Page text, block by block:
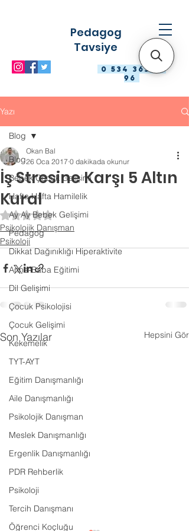
0 534 363 98
96
Pedagog
Tavsiye
Yazı
Blog
Bebek Çocuk Gelişimi
Hafta Hafta Hamilelik
Ay Ay Bebek Gelişimi
Pedagog
Dikkat Dağınıklığı Hiperaktivite
Anne-Baba Eğitimi
Dil Gelişimi
Çocuk Psikolojisi
Çocuk Gelişimi
Kekemelik
TYT-AYT
Eğitim Danışmanlığı
Aile Danışmanlığı
Psikolojik Danışman
Meslek Danışmanlığı
Ergenlik Danışmanlığı
PDR Rehberlik
Psikoloji
Tercih Danışmanı
Öğrenci Koçluğu
Blog
İş Stresine Karşı 5 Altın
Kural
Okan Bal
26 Oca 2017 0 dakikada okunur
5 üzerinden NaN yıldız
Psikolojik Danışman
Psikoloji
Son Yazılar Hepsini Gör